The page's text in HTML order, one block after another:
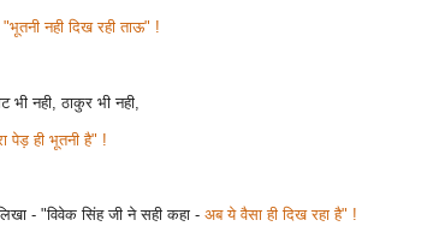
"भूतनी नही दिख रही ताऊ" !
नही, ठाकुर भी नही,
पेड़ ही भूतनी है" !
- "विवेक सिंह जी ने सही कहा - अब ये वैसा ही दिख रहा है" !